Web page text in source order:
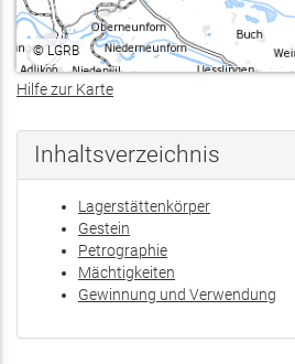
©LGRB
Hilfe zur Karte
Inhaltsverzeichnis
Lagerstättenkörper
Gestein
Petrographie
Mächtigkeiten
Gewinnung und Verwendung